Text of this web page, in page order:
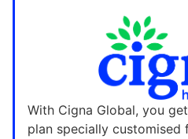
With Cigna Global, you
plan specially